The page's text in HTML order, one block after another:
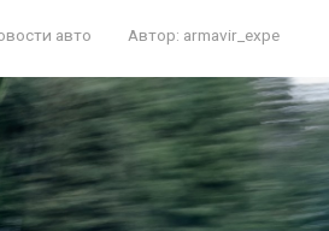
авто Автор: armavir_expe